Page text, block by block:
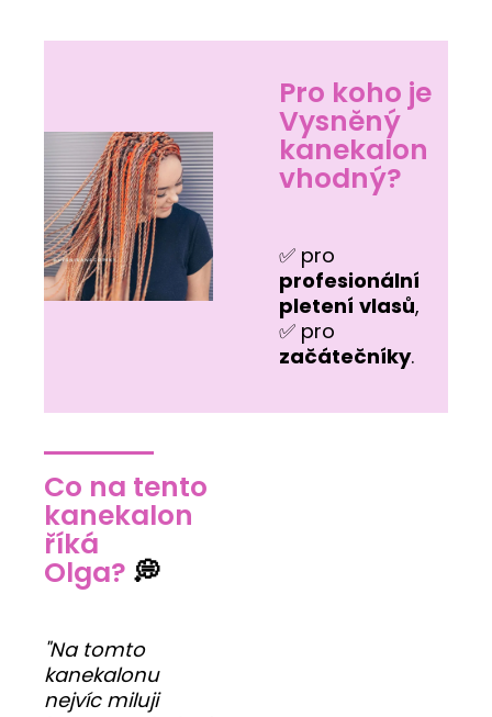
Pro koho je
Vysněný
kanekalon
vhodný?
✅ pro
profesionální
pletení vlasů,
✅ pro
začátečníky.
Co na tento
kanekalon
říká
Olga? 💭
"Na tomto
kanekalonu
nejvíc miluji